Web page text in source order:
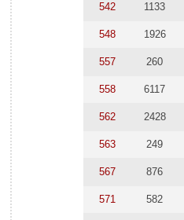
542 1133
548 1926
557 260
558 6117
562 2428
563 249
567 876
571 582